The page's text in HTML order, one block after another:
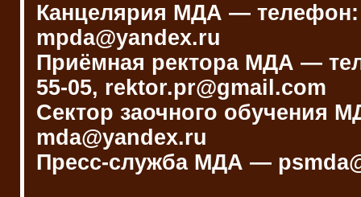
Канцелярия МДА — телефон:
mpda@yandex.ru
Приёмная ректора МДА —
55-05, rektor.pr@gmail.com
Сектор заочного обучения
mda@yandex.ru
Пресс-служба МДА —